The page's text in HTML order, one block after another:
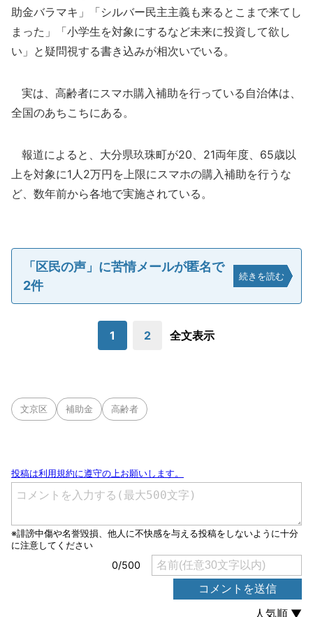
助金バラマキ」「シルバー民主主義も来るとこまで来てし
まった」「小学生を対象にするなど未来に投資して欲し
い」と疑問視する書き込みが相次いでいる。
実は、高齢者にスマホ購入補助を行っている自治体は、
全国のあちこちにある。
報道によると、大分県玖珠町が20、21両年度、65歳以
上を対象に1人2万円を上限にスマホの購入補助を行うな
ど、数年前から各地で実施されている。
「区民の声」に苦情メールが匿名で
2件
続きを読む
1 2 全文表示
文京区 補助金 高齢者